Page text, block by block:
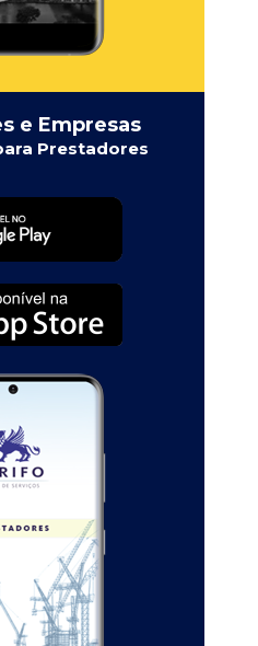
e Empresas
Prestadores